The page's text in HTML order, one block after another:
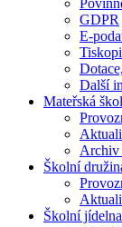
GDPR
E-
Další
Mateřská
Archiv
Školní
Školní jídelna